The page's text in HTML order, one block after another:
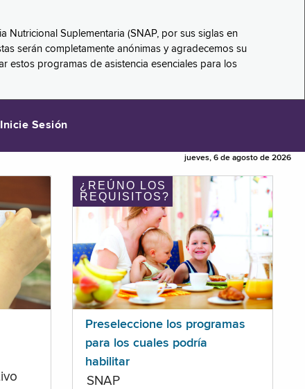
Nutricional Suplementaria (SNAP, por sus siglas en
serán completamente anónimas y agradecemos su
estos programas de asistencia esenciales para los
Inicie Sesión
jueves, 6 de agosto de 2026
¿REÚNO LOS
REQUISITOS?
Preseleccione los programas
para los cuales podría
habilitar
SNAP